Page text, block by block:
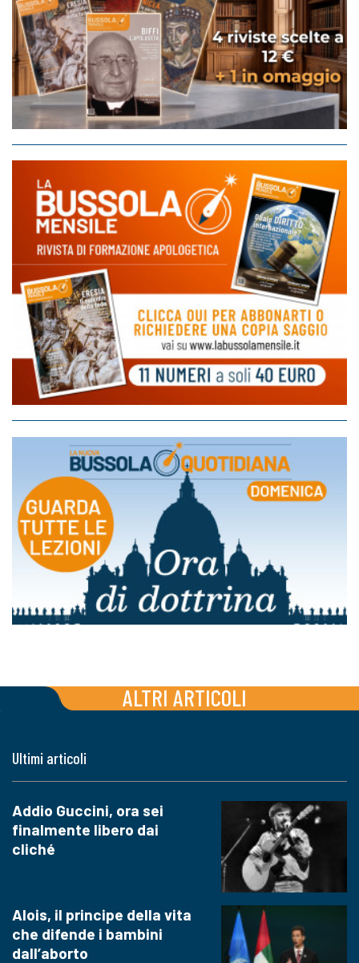
ALTRI ARTICOLI
Ultimi articoli
Addio Guccini, ora sei
finalmente libero dai
cliché
Alois, il principe della vita
che difende i bambini
dall’aborto